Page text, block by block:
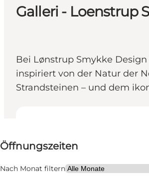
Events
Galleri - Loenstrup
Bei Lønstrup Smykke
inspiriert von der Natur der
Strandsteinen – und dem
Öffnungszeiten
Nach Monat filtern
Kostenlos
Website besuchen